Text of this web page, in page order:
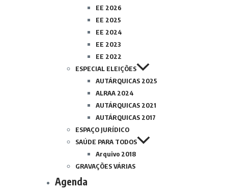
EE 2026
EE 2025
EE 2024
EE 2023
EE 2022
ESPECIAL ELEIÇÕES
AUTÁRQUICAS 2025
ALRAA 2024
AUTÁRQUICAS 2021
AUTÁRQUICAS 2017
ESPAÇO JURÍDICO
SAÚDE PARA TODOS
Arquivo 2018
GRAVAÇÕES VÁRIAS
Agenda